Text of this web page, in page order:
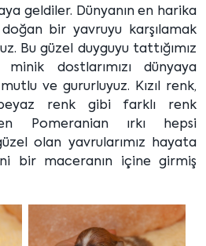
geldiler. Dünyanın en harika
bir yavruyu karşılamak
Bu güzel duyguyu tattığımız
dostlarımızı dünyaya
ve gururluyuz. Kızıl renk,
renk gibi farklı renk
Pomeranian ırkı hepsi
olan yavrularımız hayata
bir maceranın içine girmiş